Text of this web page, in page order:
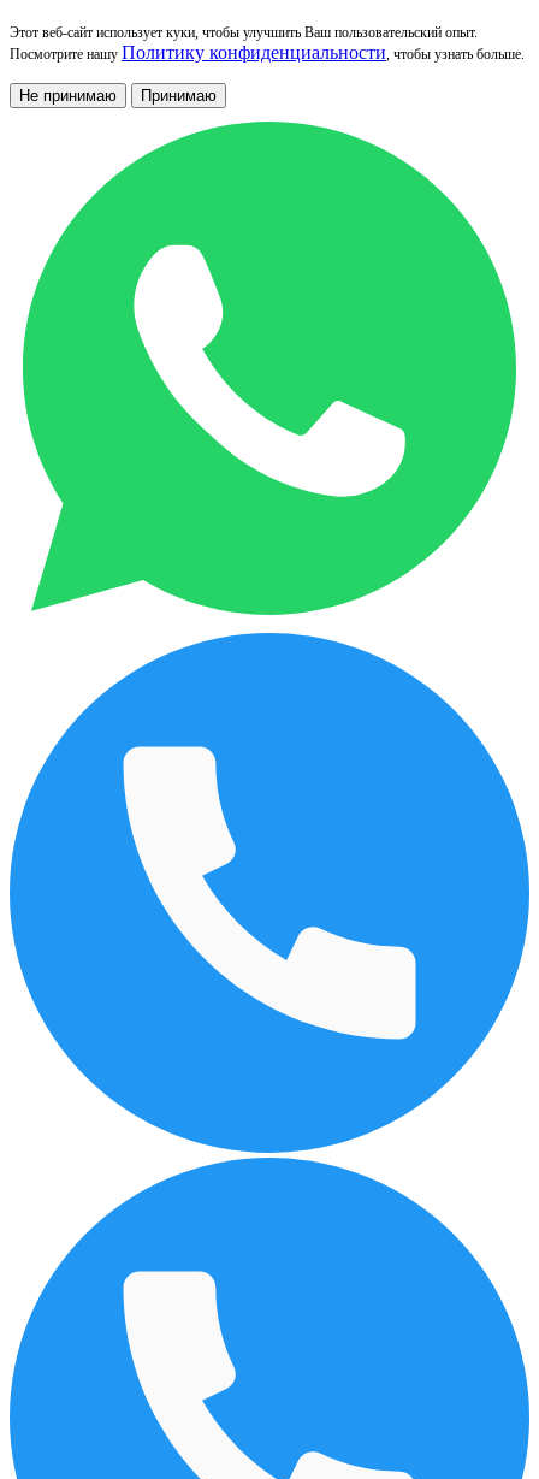
Этот веб-сайт использует куки, чтобы улучшить Ваш пользовательский опыт.
Посмотрите нашу Политику конфиденциальности, чтобы узнать больше.
Не принимаю Принимаю